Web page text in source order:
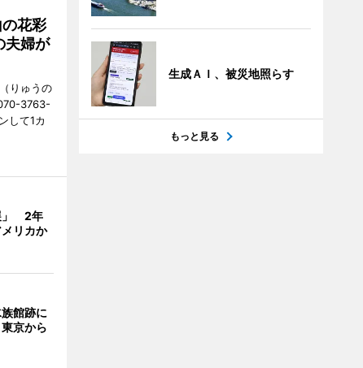
花彩
婦が
りゅうの
3763-
して1カ
」 2年
リカか
館跡に
京から
生成ＡＩ、被災地照らす
もっと見る